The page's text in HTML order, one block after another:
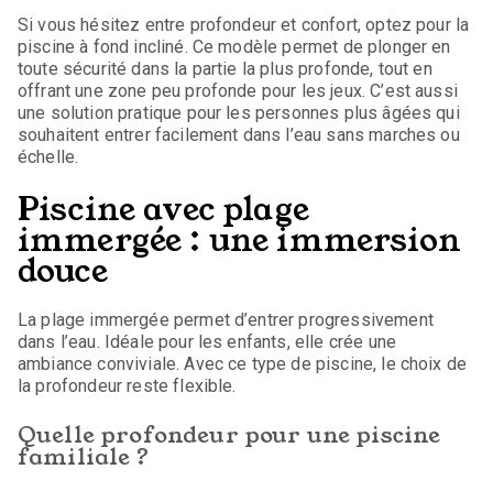
Si vous hésitez entre profondeur et confort, optez pour la
piscine à fond incliné. Ce modèle permet de plonger en
toute sécurité dans la partie la plus profonde, tout en
offrant une zone peu profonde pour les jeux. C’est aussi
une solution pratique pour les personnes plus âgées qui
souhaitent entrer facilement dans l’eau sans marches ou
échelle.
Piscine avec plage
immergée : une immersion
douce
La plage immergée permet d’entrer progressivement
dans l’eau. Idéale pour les enfants, elle crée une
ambiance conviviale. Avec ce type de piscine, le choix de
la profondeur reste flexible.
Quelle profondeur pour une piscine
familiale ?